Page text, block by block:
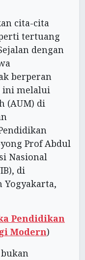
cita-cita
tertuang
dengan
berperan
ini melalui
(AUM) di
Prof Abdul
Nasional
di
Yogyakarta,
Pendidikan
Modern)